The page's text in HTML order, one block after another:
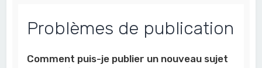
Problèmes de publication
Comment puis-je publier un nouveau sujet